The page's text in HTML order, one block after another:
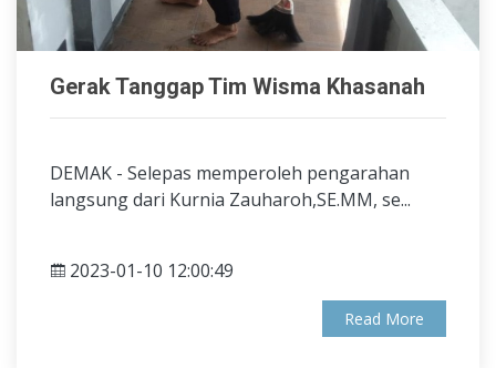
Gerak Tanggap Tim Wisma Khasanah
DEMAK - Selepas memperoleh pengarahan
langsung dari Kurnia Zauharoh,SE.MM, se...
2023-01-10 12:00:49
Read More